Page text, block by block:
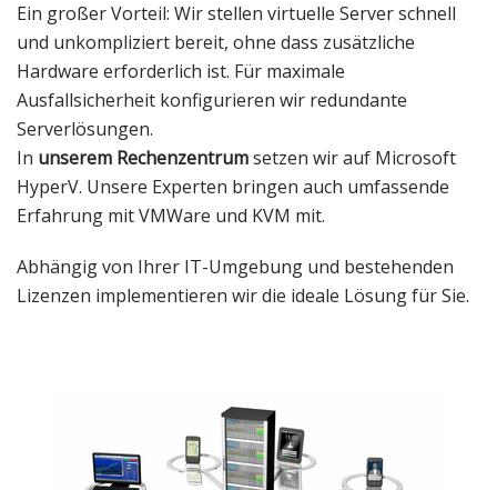
Ein großer Vorteil: Wir stellen virtuelle Server schnell
und unkompliziert bereit, ohne dass zusätzliche
Hardware erforderlich ist. Für maximale
Ausfallsicherheit konfigurieren wir redundante
Serverlösungen.
In unserem Rechenzentrumsetzen wir auf Microsoft
HyperV. Unsere Experten bringen auch umfassende
Erfahrung mit VMWare und KVM mit.
Abhängig von Ihrer IT-Umgebung und bestehenden
Lizenzen implementieren wir die ideale Lösung für Sie.